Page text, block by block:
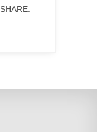
SHARE: